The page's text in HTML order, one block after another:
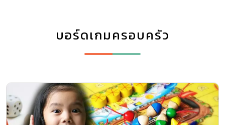
บอร์ดเกมครอบครัว